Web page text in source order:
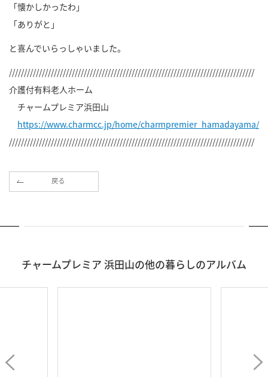
「懐かしかったわ」
「ありがと」
と喜んでいらっしゃいました。
//////////////////////////////////////////////////////////////////////////////////
介護付有料老人ホーム
チャームプレミア浜田山
https://www.charmcc.jp/home/charmpremier_hamadayama/
//////////////////////////////////////////////////////////////////////////////////
戻る
チャームプレミア 浜田山の他の暮らしのアルバム